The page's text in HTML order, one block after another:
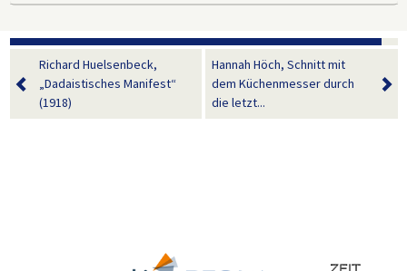
Richard Huelsenbeck,
„Dadaistisches Manifest“
(1918)
Hannah Höch, Schnitt mit
dem Küchenmesser durch
die letzt...